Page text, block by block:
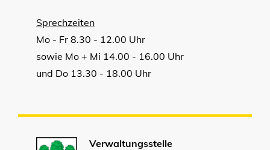
Sprechzeiten
Mo - Fr 8.30 - 12.00 Uhr
sowie Mo + Mi 14.00 - 16.00 Uhr
und Do 13.30 - 18.00 Uhr
Verwaltungsstelle